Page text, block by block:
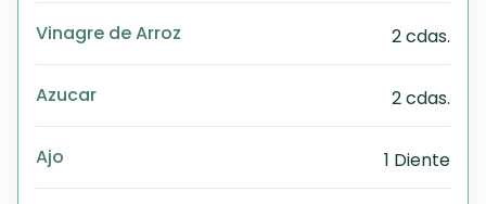
Vinagre de Arroz 2 cdas.
Azucar 2 cdas.
Ajo 1 Diente